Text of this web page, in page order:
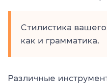
Стилистика
как и грамматика.
Различные